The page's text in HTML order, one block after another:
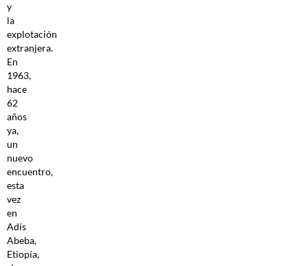
y
la
explotación
extranjera.
En
1963,
hace
62
años
ya,
un
nuevo
encuentro,
esta
vez
en
Adís
Abeba,
Etiopía,